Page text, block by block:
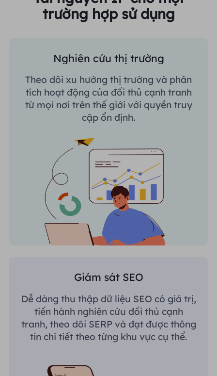
trường hợp sử dụng
Nghiên cứu thị trường
Theo dõi xu hướng thị trường và phân
tích hoạt động của đối thủ cạnh tranh
từ mọi nơi trên thế giới với quyền truy
cập ổn định.
Giám sát SEO
Dễ dàng thu thập dữ liệu SEO có giá trị,
tiến hành nghiên cứu đối thủ cạnh
tranh, theo dõi SERP và đạt được thông
tin chi tiết theo từng khu vực cụ thể.